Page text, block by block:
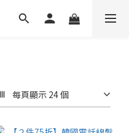
每頁顯示 24 個